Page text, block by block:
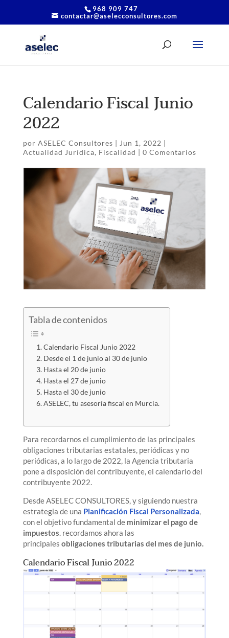
968 909 747
contactar@aselecconsultores.com
Calendario Fiscal Junio
2022
por ASELEC Consultores | Jun 1, 2022 |
Actualidad Jurídica, Fiscalidad | 0 Comentarios
Tabla de contenidos
Calendario Fiscal Junio 2022
Desde el 1 de junio al 30 de junio
Hasta el 20 de junio
Hasta el 27 de junio
Hasta el 30 de junio
ASELEC, tu asesoría fiscal en Murcia.
Para recordarnos el cumplimiento de las principales
obligaciones tributarias estatales, periódicas y no
periódicas, a lo largo de 2022, la Agencia tributaria
pone a disposición del contribuyente, el calendario del
contribuyente 2022.
Desde ASELEC CONSULTORES, y siguiendo nuestra
estrategia de una Planificación Fiscal Personalizada,
con el objetivo fundamental de minimizar el pago de
impuestos. recordamos ahora las
principales obligaciones tributarias del mes de junio.
Calendario Fiscal Junio 2022